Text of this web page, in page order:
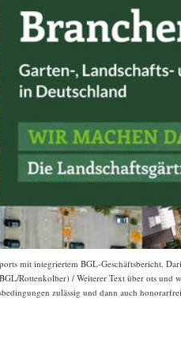
mit integriertem BGL-Geschäftsbericht.
Rottenkolber) / Weiterer Text über ots
zulässig und dann auch